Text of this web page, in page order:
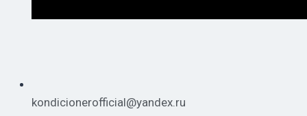
kondicionerofficial@yandex.ru